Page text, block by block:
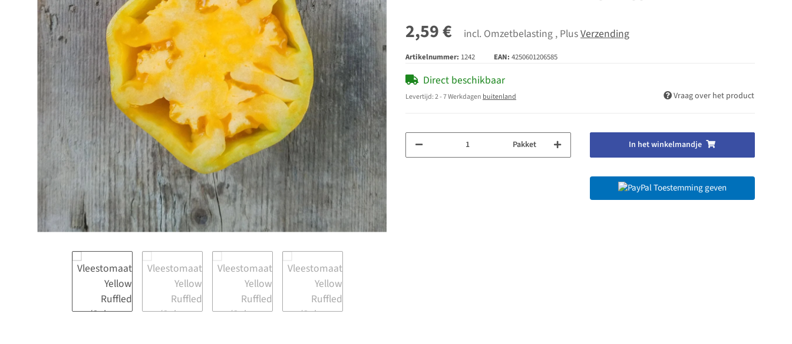
2,59 € incl. Omzetbelasting , PlusVerzending
Artikelnummer: 1242 EAN: 4250601206585
Direct beschikbaar
Levertijd:2 - 7 Werkdagen buitenland Vraag over het product
Pakket In het winkelmandje
Toestemming geven